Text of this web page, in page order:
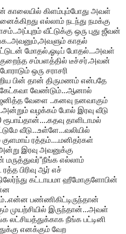
கிளம்பும்போது அவள்
எல்லாம் நடந்து நமக்கு
வீட்டுக்கு ஒரு புது ஜீவன்
காதல்
மோதல்,ஓடிப் போதல்...அவள்
குறைந்த சம்பளத்தில் டீச்சர்.அவன்
ஒரு சராசரி
பின் தான் திருமணம் என்பதே
கேட்கவா வேண்டும்...ஆனால்
வேளை ..கனவு நனவாகும்
வழக்கம் போல் இரவு வீடு
ரூபாய்தான்....கதவு தாளிடாமல்
வீடு...உள்ளே...வலியில்
குளமாய் ரத்தம்....மனிதர்கள்
இரவு அவனுக்கு
மருத்துவர்”நீங்க எல்லாம்
பிரிவு ஆர் எச்
கட்டாயமா ஹீமோகுளோபின்
பண்ணிகிட்டிருந்தான்
முயற்சியில் இருந்தான்...அவள்
நீங்க பட்டினி
எனக்கும் வேற